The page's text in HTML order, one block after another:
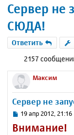
Сервер не
СЮДА!
Ответить
2157
Максим
Сервер не
С
о
19 апр 2012, 21:16
Внимание!